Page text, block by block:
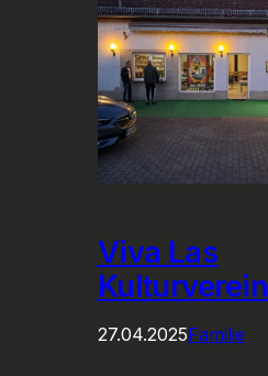
Viva Las
Kulturverein
27.04.2025Familie